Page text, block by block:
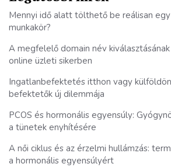
Mennyi idő alatt tölthető be reálisan
munkakör?
A megfelelő domain név
online üzleti sikerben
Ingatlanbefektetés itthon vagy
befektetők új dilemmája
PCOS és hormonális egyensúly:
a tünetek enyhítésére
A női ciklus és az érzelmi hullámzás:
a hormonális egyensúlyért